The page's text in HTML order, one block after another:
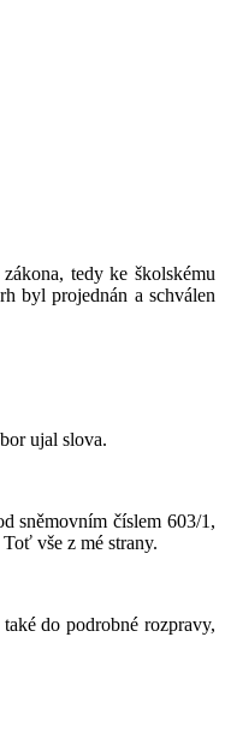
tedy ke školskému
byl projednán a schválen
ujal slova.
sněmovním číslem 603/1,
vše z mé strany.
do podrobné rozpravy,